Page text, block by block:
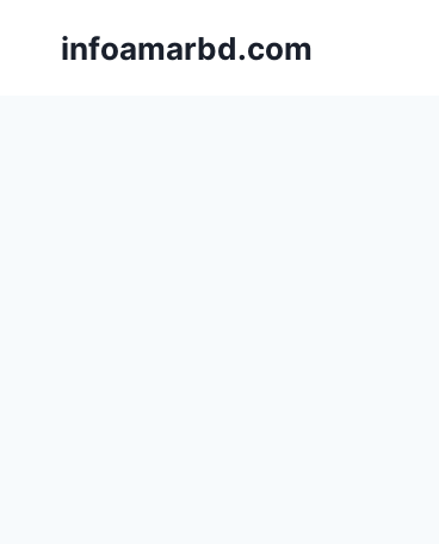
infoamarbd.com